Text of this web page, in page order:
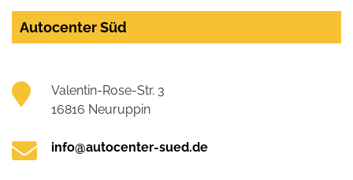
Autocenter Süd
Valentin-Rose-Str. 3
16816 Neuruppin
info@autocenter-sued.de